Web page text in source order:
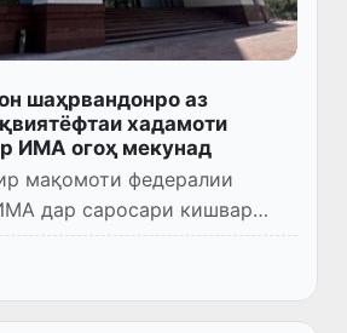
шаҳрвандонро аз
хадамоти
ИМА огоҳ мекунад
мақомоти федералии
дар саросари кишвар
анҷом медиҳанд.
федералӣ
ба ошкорсозии нақзи